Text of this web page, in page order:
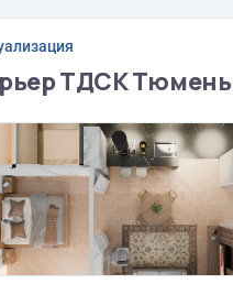
ТДСК Тюмень